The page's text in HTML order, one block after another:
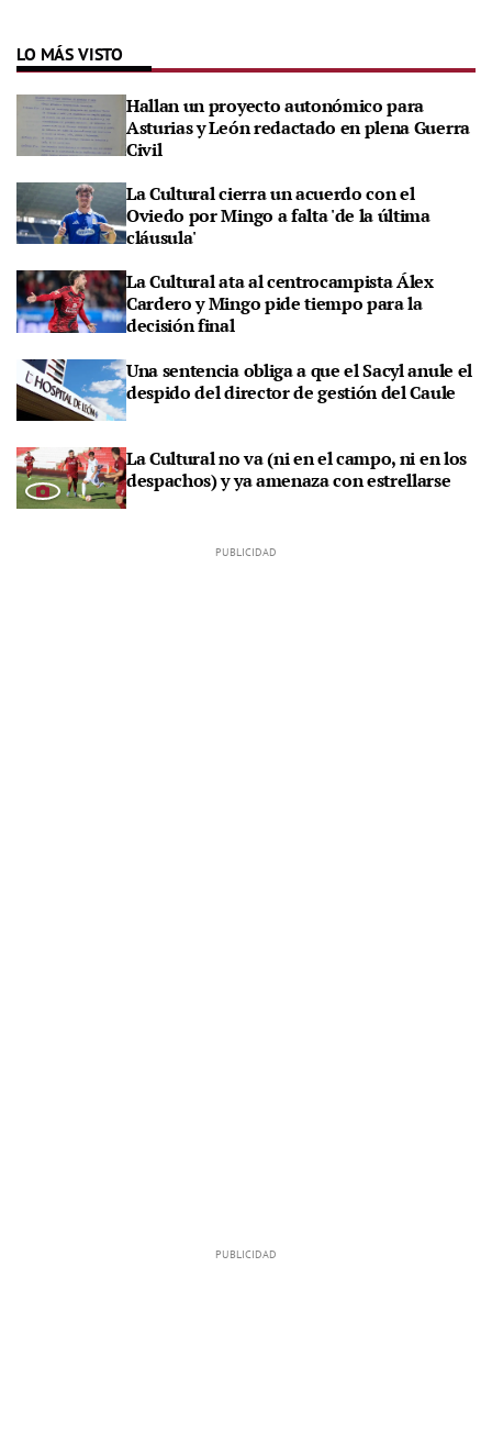
LO MÁS VISTO
Hallan un proyecto autonómico para
Asturias y León redactado en plena Guerra
Civil
La Cultural cierra un acuerdo con el
Oviedo por Mingo a falta 'de la última
cláusula'
La Cultural ata al centrocampista Álex
Cardero y Mingo pide tiempo para la
decisión final
Una sentencia obliga a que el Sacyl anule el
despido del director de gestión del Caule
La Cultural no va (ni en el campo, ni en los
despachos) y ya amenaza con estrellarse